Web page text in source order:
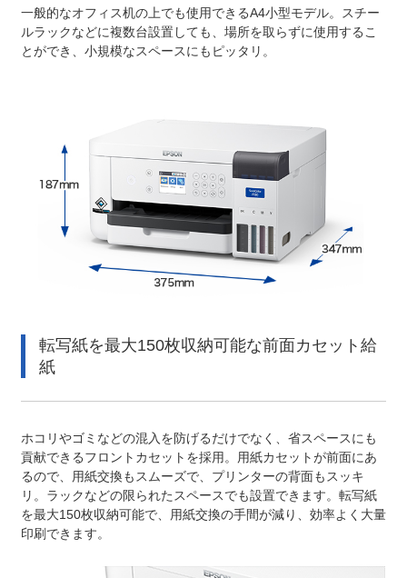
一般的なオフィス机の上でも使用できるA4小型モデル。スチー
ルラックなどに複数台設置しても、場所を取らずに使用するこ
とができ、小規模なスペースにもピッタリ。
転写紙を最大150枚収納可能な前面カセット給
紙
ホコリやゴミなどの混入を防げるだけでなく、省スペースにも
貢献できるフロントカセットを採用。用紙カセットが前面にあ
るので、用紙交換もスムーズで、プリンターの背面もスッキ
リ。ラックなどの限られたスペースでも設置できます。転写紙
を最大150枚収納可能で、用紙交換の手間が減り、効率よく大量
印刷できます。